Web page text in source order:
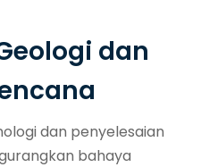
dan
dan penyelesaian
bahaya